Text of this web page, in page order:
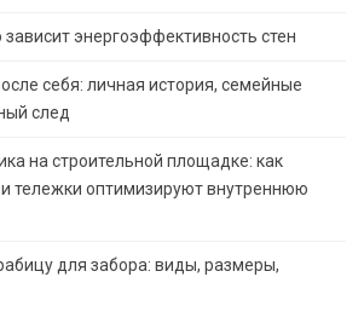
энергоэффективность стен
себя: личная история, семейные
след
на строительной площадке: как
тележки оптимизируют внутреннюю
для забора: виды, размеры,